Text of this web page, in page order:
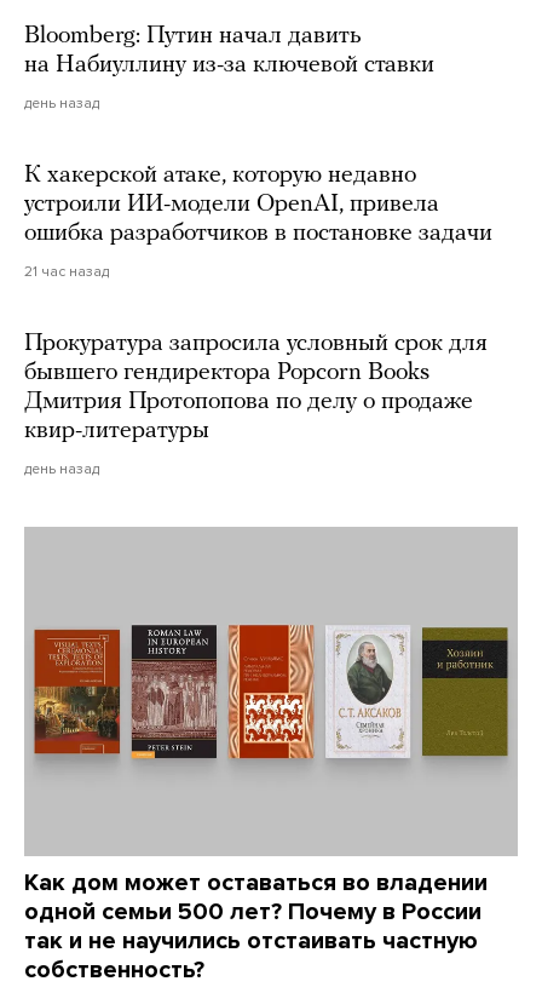
Bloomberg: Путин начал давить
на Набиуллину из-за ключевой ставки
день назад
К хакерской атаке, которую недавно
устроили ИИ-модели OpenAI, привела
ошибка разработчиков в постановке задачи
21 час назад
Прокуратура запросила условный срок для
бывшего гендиректора Popcorn Books
Дмитрия Протопопова по делу о продаже
квир-литературы
день назад
Как дом может оставаться во владении
одной семьи 500 лет? Почему в России
так и не научились отстаивать частную
собственность?